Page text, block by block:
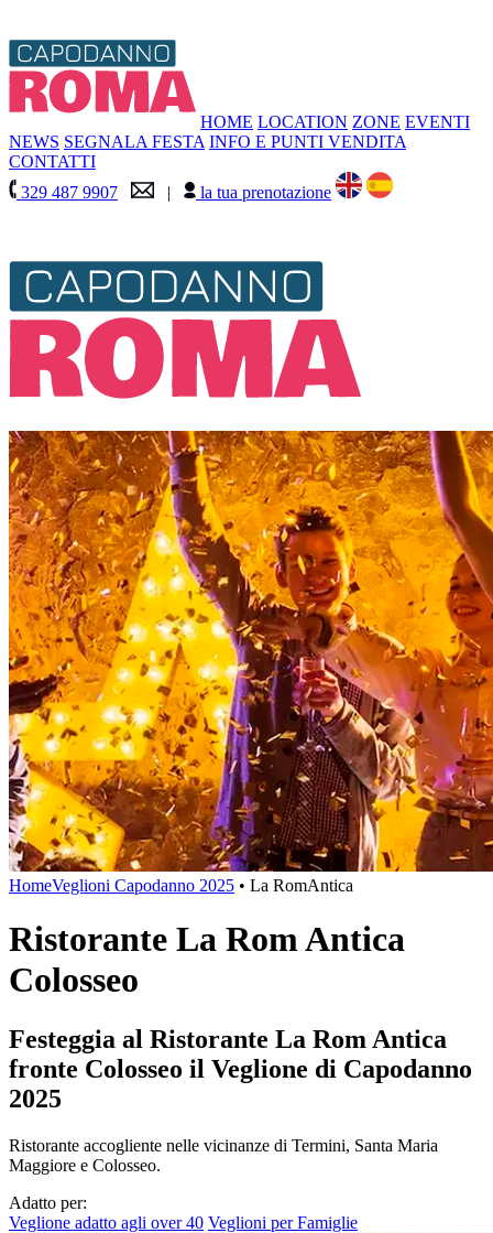
HOME LOCATION ZONE EVENTI
NEWS SEGNALA FESTA INFO E PUNTI VENDITA
CONTATTI
329 487 9907
| la tua prenotazione
HomeVeglioni Capodanno 2025 • La RomAntica
Ristorante La Rom Antica
Colosseo
Festeggia al Ristorante La Rom Antica
fronte Colosseo il Veglione di Capodanno
2025
Ristorante accogliente nelle vicinanze di Termini, Santa Maria
Maggiore e Colosseo.
Adatto per:
Veglione adatto agli over 40 Veglioni per Famiglie